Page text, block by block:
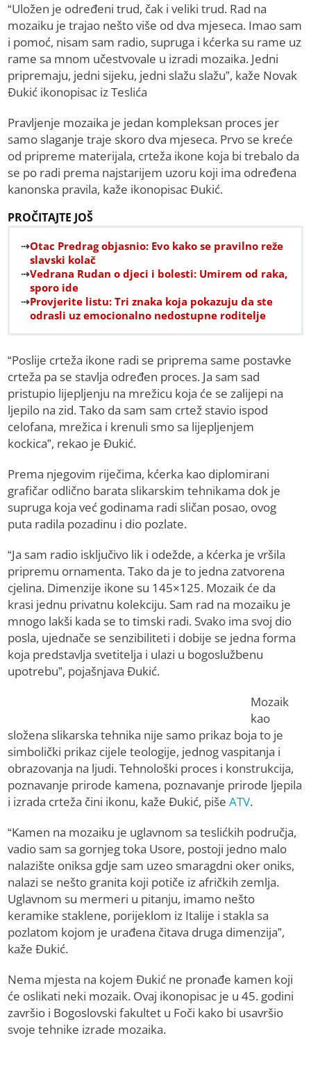
“Uložen je određeni trud, čak i veliki trud. Rad na
mozaiku je trajao nešto više od dva mjeseca. Imao sam
i pomoć, nisam sam radio, supruga i kćerka su rame uz
rame sa mnom učestvovale u izradi mozaika. Jedni
pripremaju, jedni sijeku, jedni slažu slažu”, kaže Novak
Đukić ikonopisac iz Teslića
Pravljenje mozaika je jedan kompleksan proces jer
samo slaganje traje skoro dva mjeseca. Prvo se kreće
od pripreme materijala, crteža ikone koja bi trebalo da
se po radi prema najstarijem uzoru koji ima određena
kanonska pravila, kaže ikonopisac Đukić.
PROČITAJTE JOŠ
Otac Predrag objasnio: Evo kako se pravilno reže
slavski kolač
Vedrana Rudan o djeci i bolesti: Umirem od raka,
sporo ide
Provjerite listu: Tri znaka koja pokazuju da ste
odrasli uz emocionalno nedostupne roditelje
“Poslije crteža ikone radi se priprema same postavke
crteža pa se stavlja određen proces. Ja sam sad
pristupio lijepljenju na mrežicu koja će se zalijepi na
ljepilo na zid. Tako da sam sam crtež stavio ispod
celofana, mrežica i krenuli smo sa lijepljenjem
kockica”, rekao je Đukić.
Prema njegovim riječima, kćerka kao diplomirani
grafičar odlično barata slikarskim tehnikama dok je
supruga koja već godinama radi sličan posao, ovog
puta radila pozadinu i dio pozlate.
“Ja sam radio isključivo lik i odežde, a kćerka je vršila
pripremu ornamenta. Tako da je to jedna zatvorena
cjelina. Dimenzije ikone su 145×125. Mozaik će da
krasi jednu privatnu kolekciju. Sam rad na mozaiku je
mnogo lakši kada se to timski radi. Svako ima svoj dio
posla, ujednače se senzibiliteti i dobije se jedna forma
koja predstavlja svetitelja i ulazi u bogoslužbenu
upotrebu”, pojašnjava Đukić.
Mozaik
kao
složena slikarska tehnika nije samo prikaz boja to je
simbolički prikaz cijele teologije, jednog vaspitanja i
obrazovanja na ljudi. Tehnološki proces i konstrukcija,
poznavanje prirode kamena, poznavanje prirode ljepila
i izrada crteža čini ikonu, kaže Đukić, pišeATV.
“Kamen na mozaiku je uglavnom sa teslićkih područja,
vadio sam sa gornjeg toka Usore, postoji jedno malo
nalazište oniksa gdje sam uzeo smaragdni oker oniks,
nalazi se nešto granita koji potiče iz afričkih zemlja.
Uglavnom su mermeri u pitanju, imamo nešto
keramike staklene, porijeklom iz Italije i stakla sa
pozlatom kojom je urađena čitava druga dimenzija”,
kaže Đukić.
Nema mjesta na kojem Đukić ne pronađe kamen koji
će oslikati neki mozaik. Ovaj ikonopisac je u 45. godini
završio i Bogoslovski fakultet u Foči kako bi usavršio
svoje tehnike izrade mozaika.